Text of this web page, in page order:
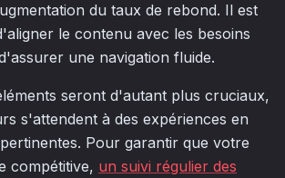
du taux de rebond. Il est
le contenu avec les besoins
une navigation fluide.
seront d'autant plus cruciaux,
s'attendent à des expériences en
Pour garantir que votre
compétitive, un suivi régulier des